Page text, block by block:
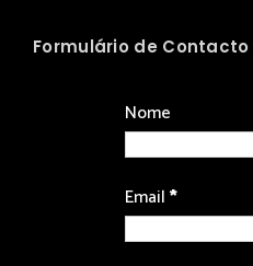
Formulário de Contacto
Nome
Email*